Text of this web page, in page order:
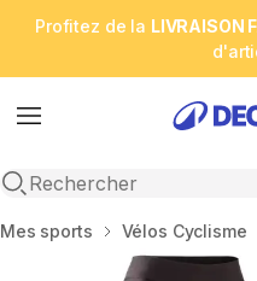
Profitez de la LIVRAISON
Menu
Open search
Accueil
Mes sports Vélos Cyclisme